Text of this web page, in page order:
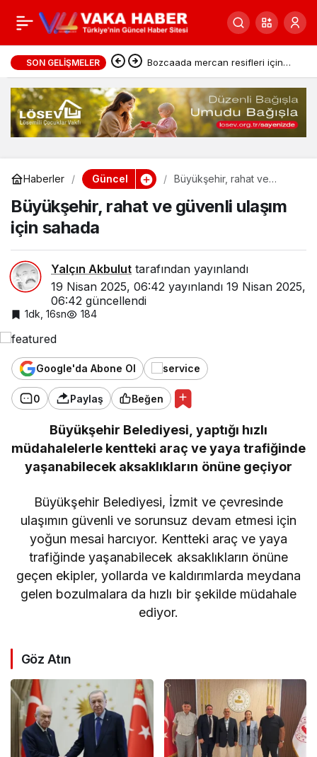
SON GELIŞMELER Bozcaada mercan resifleri için
koruma seferberliği
Haberler Güncel
Büyükşehir, rahat ve
Büyükşehir, rahat ve güvenli ulaşım
için sahada
Yalçın Akbulut tarafından yayınlandı
19 Nisan 2025, 06:42 yayınlandı 19 Nisan 2025,
06:42 güncellendi
1dk, 16sn 184
Google'da Abone Ol
0 Paylaş Beğen
Büyükşehir Belediyesi, yaptığı hızlı
müdahalelerle kentteki araç ve yaya trafiğinde
yaşanabilecek aksaklıkların önüne geçiyor
Büyükşehir Belediyesi, İzmit ve çevresinde
ulaşımın güvenli ve sorunsuz devam etmesi için
yoğun mesai harcıyor. Kentteki araç ve yaya
trafiğinde yaşanabilecek aksaklıkların önüne
geçen ekipler, yollarda ve kaldırımlarda meydana
gelen bozulmalara da hızlı bir şekilde müdahale
ediyor.
Göz Atın
Kars’ta Arı Kovanı
Hırsızlığı Aydınlatıldı
0 Paylaş